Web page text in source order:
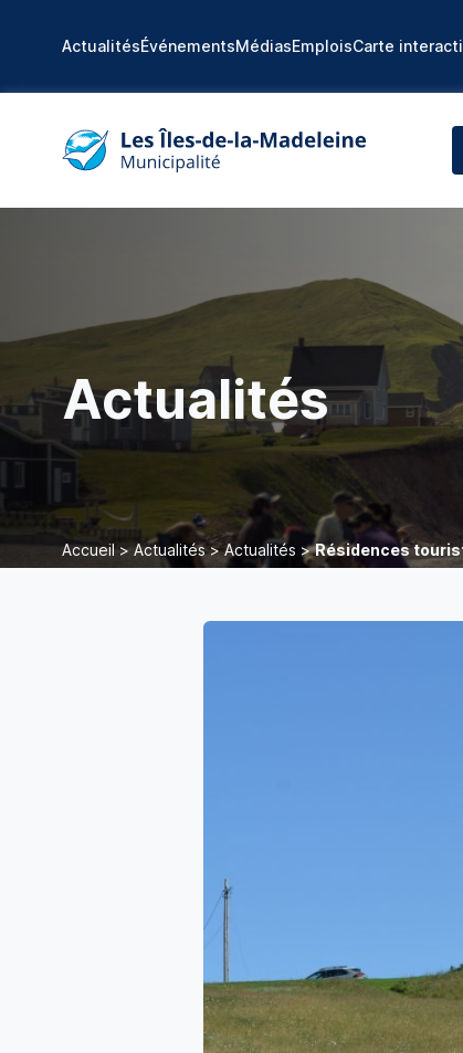
ActualitésÉvénementsMédiasEmploisCarte
Actualités
Accueil> Actualités>Actualités >Résidences